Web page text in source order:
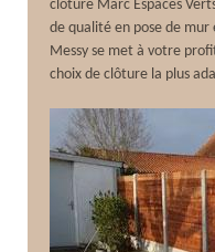
clôture Marc Espaces
de qualité en pose de
Messy se met à votre
choix de clôture la plus